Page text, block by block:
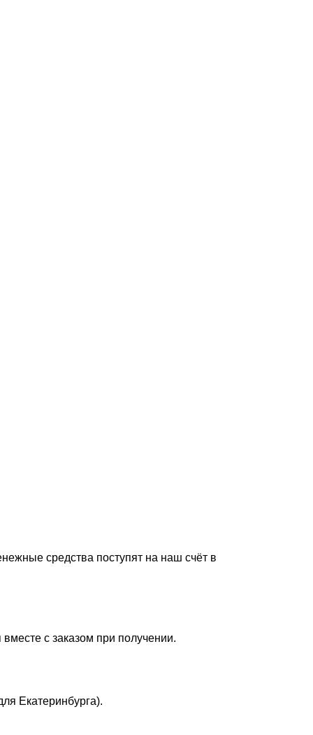
средства поступят на наш счёт в
с заказом при получении.
Екатеринбурга).